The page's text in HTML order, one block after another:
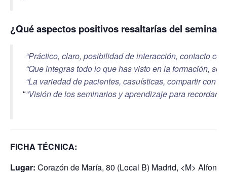
¿Qué aspectos positivos resaltarías del
“Práctico, claro, posibilidad de interacción, contacto
“Que integras todo lo que has visto en la formación,
“La variedad de pacientes, casuísticas, compartir con
“Visión de los seminarios y aprendizaje para recordar”.
FICHA TÉCNICA:
Lugar: Corazón de María, 80 (Local B) Madrid, <M>